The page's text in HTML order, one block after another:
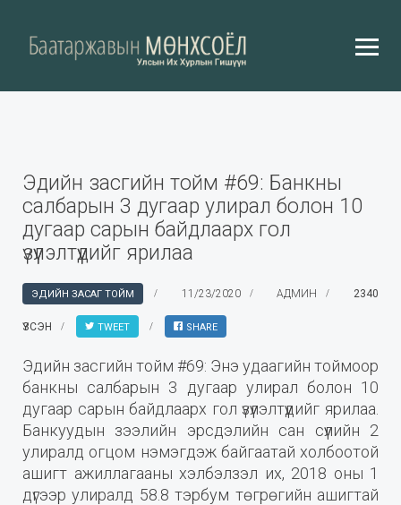
Эдийн засгийн тойм #69: Банкны
салбарын 3 дугаар улирал болон 10
дугаар сарын байдлаарх гол
үзүүлэлтүүдийг ярилаа
ЭДИЙН ЗАСАГ ТОЙМ 11/23/2020 АДМИН 2340
ҮЗСЭН TWEET SHARE
Эдийн засгийн тойм #69: Энэ удаагийн тоймоор
банкны салбарын 3 дугаар улирал болон 10
дугаар сарын байдлаарх гол үзүүлэлтүүдийг ярилаа.
Банкуудын зээлийн эрсдэлийн сан сүүлийн 2
улиралд огцом нэмэгдэж байгаатай холбоотой
ашигт ажиллагааны хэлбэлзэл их, 2018 оны 1
дүгээр улиралд 58.8 тэрбум төгрөгийн ашигтай